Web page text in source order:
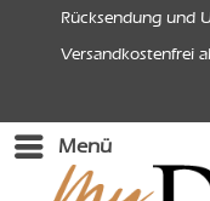
Rücksendung und
Versandkostenfrei
Menü